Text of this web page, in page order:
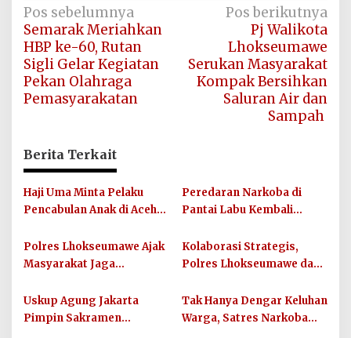
Navigasi
pos
Pos sebelumnya
Semarak Meriahkan
HBP ke-60, Rutan
Sigli Gelar Kegiatan
Pekan Olahraga
Pemasyarakatan
Pos berikutnya
Pj Walikota
Lhokseumawe
Serukan Masyarakat
Kompak Bersihkan
Saluran Air dan
Sampah
Berita Terkait
Haji Uma Minta Pelaku
Pencabulan Anak di Aceh
Hukum, Sesuai UU Nomor
12 Tahun 2022 Tentang
Peredaran Narkoba di
Pantai Labu Kembali
Amankan Pemilik Sabu
Polres Lhokseumawe Ajak
Masyarakat Jaga
Sportivitas Jelang Piala
Dunia 2026
Kolaborasi Strategis,
Polres Lhokseumawe dan
Layanan Publik
Berkualitas
Uskup Agung Jakarta
Pimpin Sakramen
Tak Hanya Dengar Keluhan
Warga, Satres Narkoba